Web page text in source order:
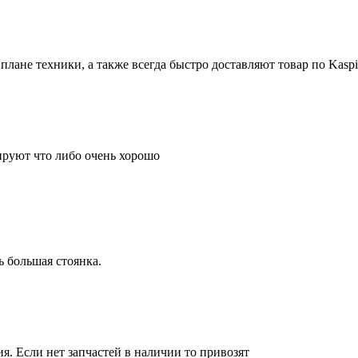
техники, а также всегда быстро доставляют товар по
что либо очень хорошо
стоянка.
Если нет запчастей в наличии то привозят